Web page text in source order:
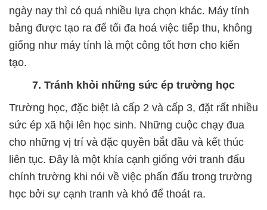
ngày nay thì có quá nhiều lựa chọn khác. Máy tính
bảng được tạo ra để tối đa hoá việc tiếp thu, không
giống như máy tính là một công tốt hơn cho kiến
tạo.
7. Tránh khỏi những sức ép trường học
Trường học, đặc biệt là cấp 2 và cấp 3, đặt rất nhiều
sức ép xã hội lên học sinh. Những cuộc chạy đua
cho những vị trí và đặc quyền bắt đầu và kết thúc
liên tục. Đây là một khía cạnh giống với tranh đấu
chính trường khi nói về việc phấn đấu trong trường
học bởi sự cạnh tranh và khó để thoát ra.